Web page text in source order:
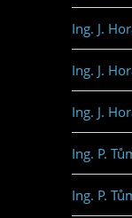
Ing. J.
Ing. J.
Ing. J.
Ing. P.
Ing. P.